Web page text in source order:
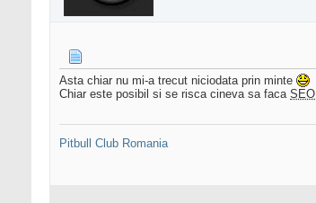
Asta chiar nu mi-a trecut niciodata prin minte
Chiar este posibil si se risca cineva sa faca SEO
Pitbull Club Romania